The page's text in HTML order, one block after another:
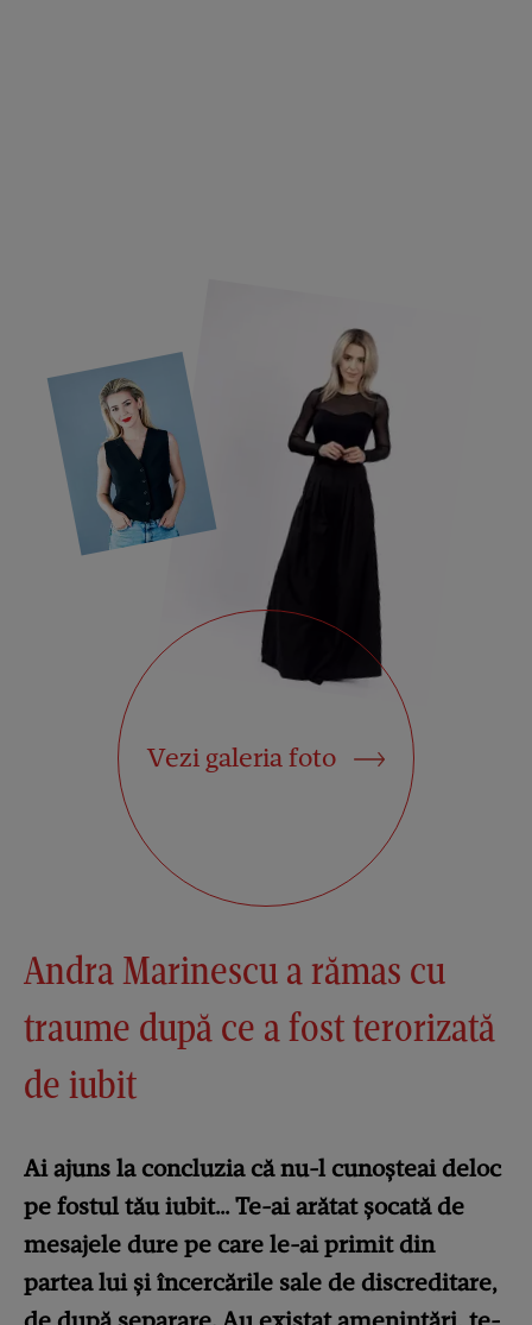
Vezi galeria foto
Andra Marinescu a rămas cu
traume după ce a fost terorizată
de iubit
Ai ajuns la concluzia că nu-l cunoșteai deloc
pe fostul tău iubit… Te-ai arătat șocată de
mesajele dure pe care le-ai primit din
partea lui și încercările sale de discreditare,